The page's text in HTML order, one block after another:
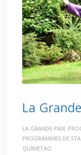
La
LA GRANDE PAIX
PROGRAMMES DE
QUIMETAO